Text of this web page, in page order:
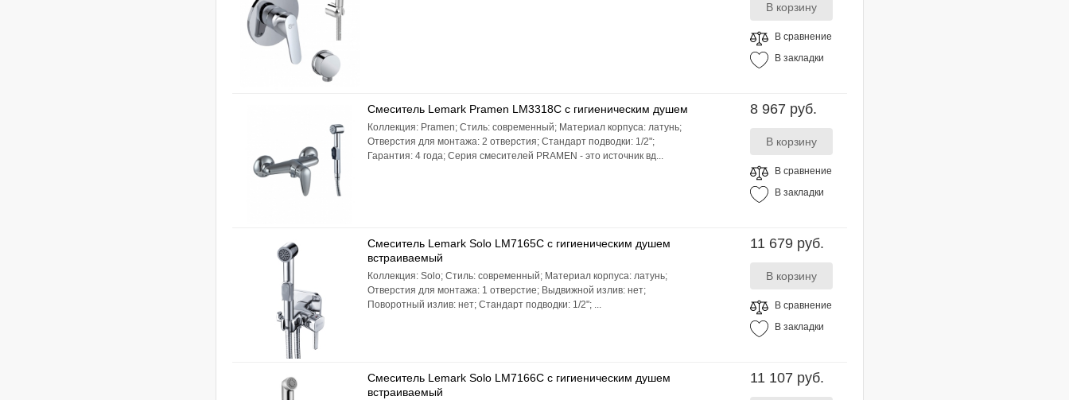
В сравнение
В закладки
Смеситель Lemark Pramen LM3318C с гигиеническим душем
Коллекция: Pramen; Стиль: современный; Материал корпуса: латунь;
Отверстия для монтажа: 2 отверстия; Стандарт подводки: 1/2";
Гарантия: 4 года; Серия смесителей PRAMEN - это источник вд...
8 967 руб.
В сравнение
В закладки
Смеситель Lemark Solo LM7165C с гигиеническим душем
встраиваемый
Коллекция: Solo; Стиль: современный; Материал корпуса: латунь;
Отверстия для монтажа: 1 отверстие; Выдвижной излив: нет;
Поворотный излив: нет; Стандарт подводки: 1/2"; ...
11 679 руб.
В сравнение
В закладки
Смеситель Lemark Solo LM7166C с гигиеническим душем
встраиваемый
11 107 руб.